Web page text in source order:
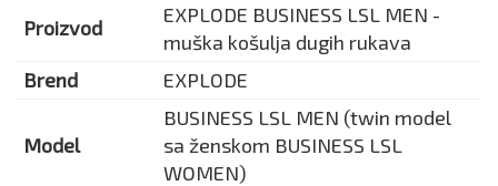
Proizvod
EXPLODE BUSINESS LSL MEN -
muška košulja dugih rukava
Brend
EXPLODE
Model
BUSINESS LSL MEN (twin model
sa ženskom BUSINESS LSL
WOMEN)